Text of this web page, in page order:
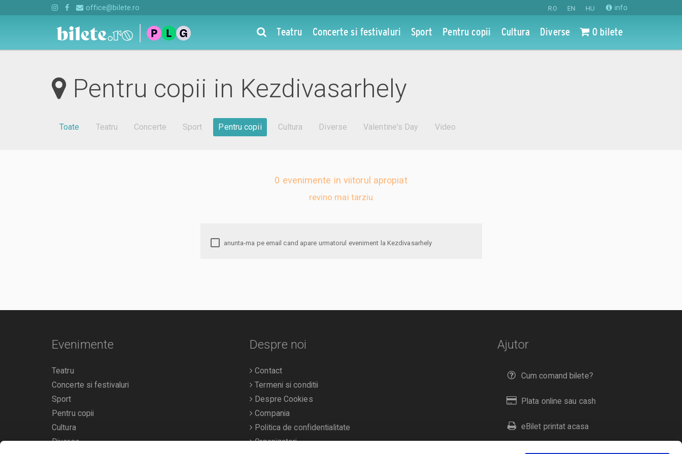
RO EN HU info
office@bilete.ro
Teatru Concerte si festivaluri Sport Pentru copii Cultura Diverse 0 bilete
Pentru copii in Kezdivasarhely
Toate Teatru Concerte Sport Pentru copii Cultura Diverse Valentine's Day Video
0 evenimente in viitorul apropiat
revino mai tarziu
anunta-ma pe email cand apare urmatorul eveniment la Kezdivasarhely
Ajutor
Cum comand bilete?
Plata online sau cash
eBilet printat acasa
Livrare prin curier
Evenimente
Teatru
Concerte si festivaluri
Sport
Pentru copii
Cultura
Diverse
Despre noi
Contact
Termeni si conditii
Despre Cookies
Compania
Politica de confidentialitate
Organizatori